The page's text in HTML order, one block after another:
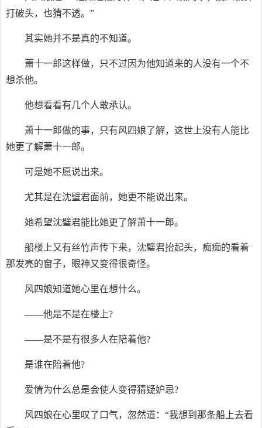
打破头，也猜不透。”
其实她并不是真的不知道。
萧十一郎这样做，只不过因为他知道来的人没有一个不
想杀他。
他想看看有几个人敢承认。
萧十一郎做的事，只有风四娘了解，这世上没有人能比
她更了解萧十一郎。
可是她不愿说出来。
尤其是在沈璧君面前，她更不能说出来。
她希望沈璧君能比她更了解萧十一郎。
船楼上又有丝竹声传下来，沈璧君抬起头，痴痴的看着
那发亮的窗子，眼神又变得很奇怪。
风四娘知道她心里在想什么。
——他是不是在楼上?
——是不是有很多人在陪着他?
是谁在陪着他?
爱情为什么总是会使人变得猜疑妒忌?
风四娘在心里叹了口气，忽然道：“我想到那条船上去看